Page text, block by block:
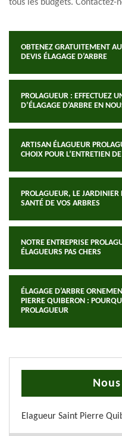
tous les budgets. Contactez-
OBTENEZ GRATUITEMENT
DEVIS ÉLAGAGE D’ARBRE
PROLAGUEUR : EFFECTUEZ
D’ÉLAGAGE D’ARBRE EN
ARTISAN ÉLAGUEUR
CHOIX POUR L’ENTRETIEN
PROLAGUEUR, LE
SANTÉ DE VOS ARBRES
NOTRE ENTREPRISE
ÉLAGUEURS PAS CHERS
ÉLAGAGE D’ARBRE
PIERRE QUIBERON :
PROLAGUEUR
Elagueur Saint Pierre